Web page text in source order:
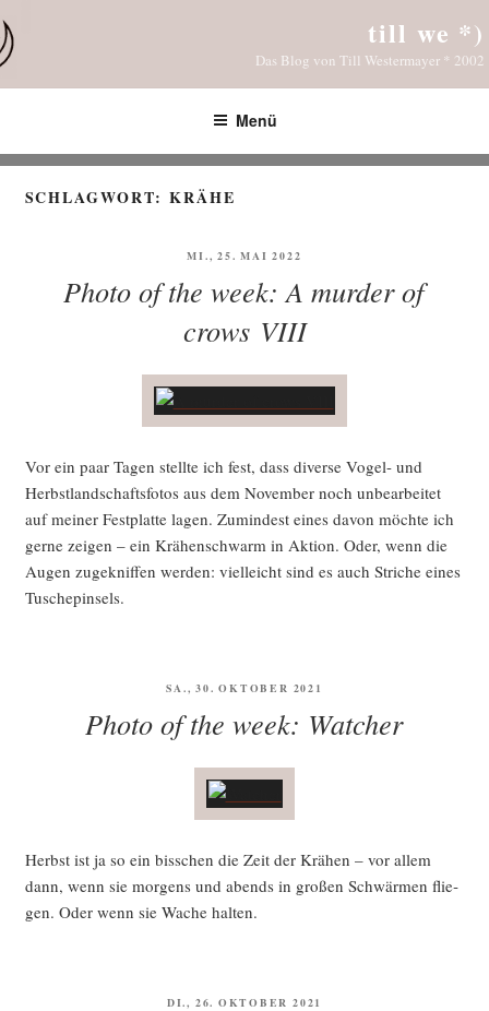
Inhalt
springen
till we *)
Das Blog von Till Westermayer * 2002
Menü
SCHLAGWORT:KRÄHE
VERÖFFENTLICHT
MI., 25. MAI 2022
Photo of the week: A murder of
crows VIII
Vor ein paar Tagen stell­te ich fest, dass diver­se Vogel- und
Herbst­land­schafts­fo­tos aus dem Novem­ber noch unbe­ar­bei­tet
auf mei­ner Fest­plat­te lagen. Zumin­dest eines davon möch­te ich
ger­ne zei­gen – ein Krä­hen­schwarm in Akti­on. Oder, wenn die
Augen zuge­knif­fen wer­den: viel­leicht sind es auch Stri­che eines
Tuschepinsels.
VERÖFFENTLICHT
SA., 30. OKTOBER 2021
Photo of the week: Watcher
Herbst ist ja so ein biss­chen die Zeit der Krä­hen – vor allem
dann, wenn sie mor­gens und abends in gro­ßen Schwär­men flie­
gen. Oder wenn sie Wache halten.
VERÖFFENTLICHT
DI., 26. OKTOBER 2021